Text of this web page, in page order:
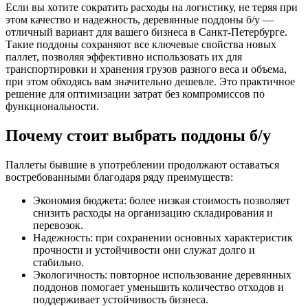
Если вы хотите сократить расходы на логистику, не теряя при
этом качество и надежность, деревянные поддоны б/у —
отличный вариант для вашего бизнеса в Санкт-Петербурге.
Такие поддоны сохраняют все ключевые свойства новых
паллет, позволяя эффективно использовать их для
транспортировки и хранения грузов разного веса и объема,
при этом обходясь вам значительно дешевле. Это практичное
решение для оптимизации затрат без компромиссов по
функциональности.
Почему стоит выбрать поддоны б/у
Паллеты бывшие в употреблении продолжают оставаться
востребованными благодаря ряду преимуществ:
Экономия бюджета: более низкая стоимость позволяет
снизить расходы на организацию складирования и
перевозок.
Надежность: при сохранении основных характеристик
прочности и устойчивости они служат долго и
стабильно.
Экологичность: повторное использование деревянных
поддонов помогает уменьшить количество отходов и
поддерживает устойчивость бизнеса.